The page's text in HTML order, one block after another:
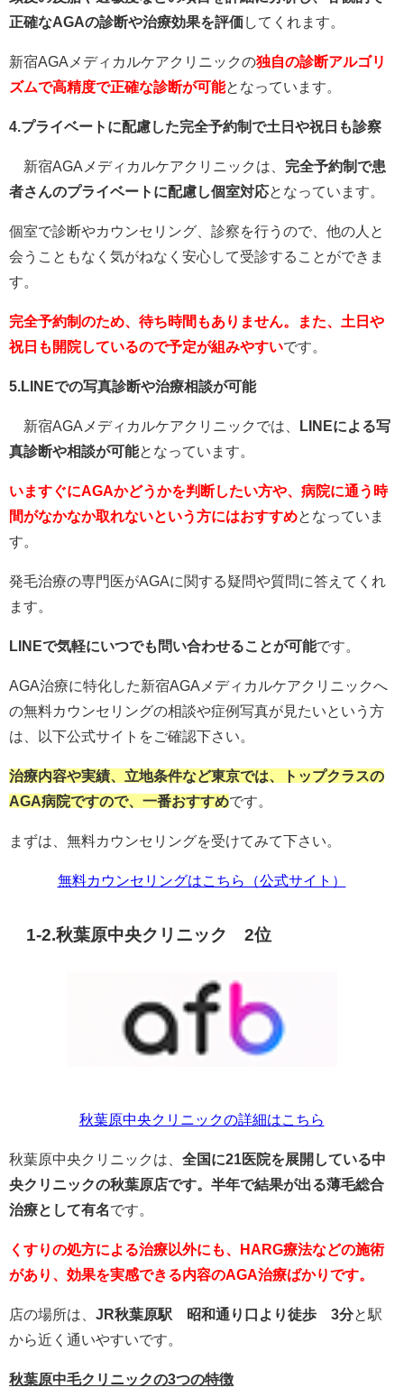
正確なAGAの診断や治療効果を評価してくれます。
新宿AGAメディカルケアクリニックの独自の診断アルゴリ
ズムで高精度で正確な診断が可能となっています。
4.プライベートに配慮した完全予約制で土日や祝日も診察
新宿AGAメディカルケアクリニックは、 完全予約制で患
者さんのプライベートに配慮し個室対応となっています。
個室で診断やカウンセリング、診察を行うので、他の人と
会うこともなく気がねなく安心して受診することができま
す。
完全予約制のため、待ち時間もありません。また、土日や
祝日も開院しているので予定が組みやすいです。
5.LINEでの写真診断や治療相談が可能
新宿AGAメディカルケアクリニックでは、 LINEによる写
真診断や相談が可能となっています。
いますぐにAGAかどうかを判断したい方や、病院に通う時
間がなかなか取れないという方にはおすすめとなっていま
す。
発毛治療の専門医がAGAに関する疑問や質問に答えてくれ
ます。
LINEで気軽にいつでも問い合わせることが可能です。
AGA治療に特化した新宿AGAメディカルケアクリニックへ
の無料カウンセリングの相談や症例写真が見たいという方
は、以下公式サイトをご確認下さい。
治療内容や実績、立地条件など東京では、トップクラスの
AGA病院ですので、一番おすすめです。
まずは、無料カウンセリングを受けてみて下さい。
無料カウンセリングはこちら（公式サイト）
1-2.秋葉原中央クリニック 2位
秋葉原中央クリニックの詳細はこちら
秋葉原中央クリニックは、 全国に21医院を展開している中
央クリニックの秋葉原店です。半年で結果が出る薄毛総合
治療として有名です。
くすりの処方による治療以外にも、HARG療法などの施術
があり、効果を実感できる内容のAGA治療ばかりです。
店の場所は、 JR秋葉原駅 昭和通り口より徒歩 3分と駅
から近く通いやすいです。
秋葉原中毛クリニックの3つの特徴